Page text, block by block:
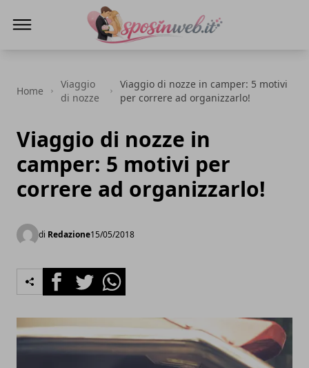
Home
Viaggio
di nozze
Viaggio di nozze in camper: 5 motivi
per correre ad organizzarlo!
Viaggio di nozze in
camper: 5 motivi per
correre ad organizzarlo!
di Redazione15/05/2018
FacebookTwitterWhatsapp